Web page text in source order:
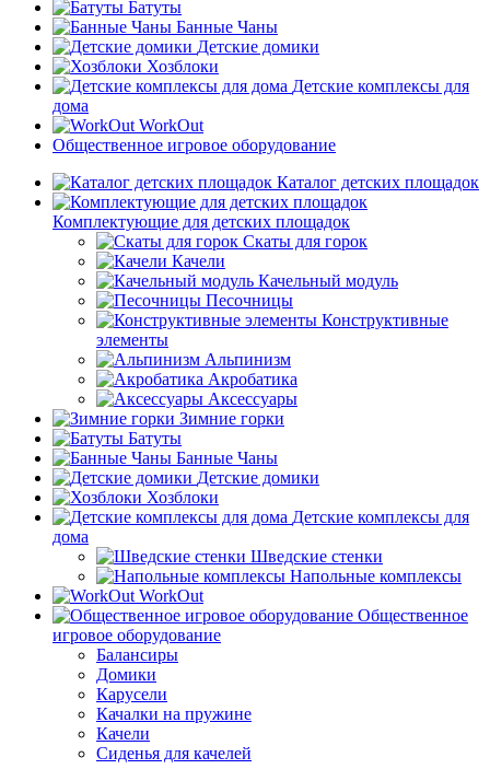
Батуты
Банные Чаны
Детские домики
Хозблоки
Детские комплексы для
дома
WorkOut
Общественное игровое оборудование
Каталог детских площадок
Комплектующие для детских площадок
Скаты для горок
Качели
Качельный модуль
Песочницы
Конструктивные
элементы
Альпинизм
Акробатика
Аксессуары
Зимние горки
Батуты
Банные Чаны
Детские домики
Хозблоки
Детские комплексы для
дома
Шведские стенки
Напольные комплексы
WorkOut
Общественное
игровое оборудование
Балансиры
Домики
Карусели
Качалки на пружине
Качели
Сиденья для качелей